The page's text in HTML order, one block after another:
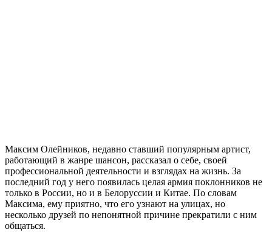
Максим Олейников, недавно ставший популярным артист,
работающий в жанре шансон, рассказал о себе, своей
профессиональной деятельности и взглядах на жизнь. За
последний год у него появилась целая армия поклонников не
только в России, но и в Белоруссии и Китае. По словам
Максима, ему приятно, что его узнают на улицах, но
несколько друзей по непонятной причине прекратили с ним
общаться.